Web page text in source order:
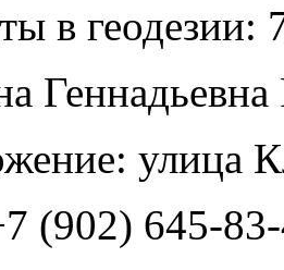
в геодезии:
улица
(902) 645-